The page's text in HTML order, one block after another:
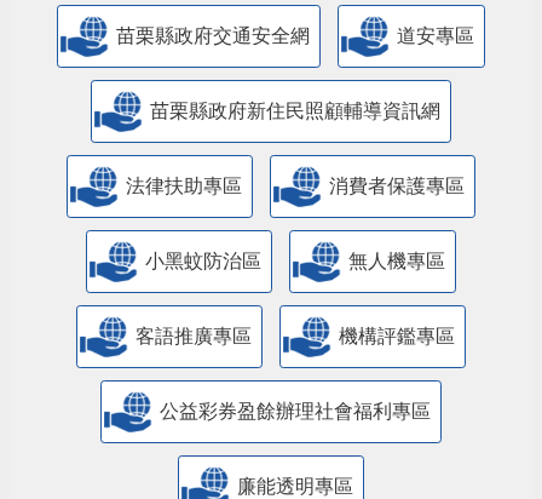
苗栗縣政府交通安全網 道安專區
苗栗縣政府新住民照顧輔導資訊網
法律扶助專區 消費者保護專區
小黑蚊防治區 無人機專區
客語推廣專區 機構評鑑專區
公益彩券盈餘辦理社會福利專區
廉能透明專區